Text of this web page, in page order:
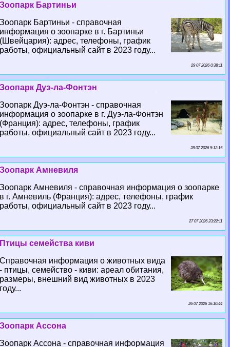
Зоопарк Бартиньи
Зоопарк Бартиньи - справочная
информация о зоопарке в г. Бартиньи
(Швейцария): адрес, телефоны, график
работы, официальный сайт в 2023 году...
29 07 2026 0:38:11
Зоопарк Дуэ-ла-Фонтэн
Зоопарк Дуэ-ла-Фонтэн - справочная
информация о зоопарке в г. Дуэ-ла-Фонтэн
(Франция): адрес, телефоны, график
работы, официальный сайт в 2023 году...
28 07 2026 5:12:15
Зоопарк Амневиля
Зоопарк Амневиля - справочная информация о зоопарке
в г. Амневиль (Франция): адрес, телефоны, график
работы, официальный сайт в 2023 году...
27 07 2026 23:22:11
Птицы семейства киви
Справочная информация о животных вида
- птицы, семейство - киви: ареал обитания,
размеры, внешний вид животных в 2023
году...
26 07 2026 16:10:44
Зоопарк Ассона
Зоопарк Ассона - справочная информация